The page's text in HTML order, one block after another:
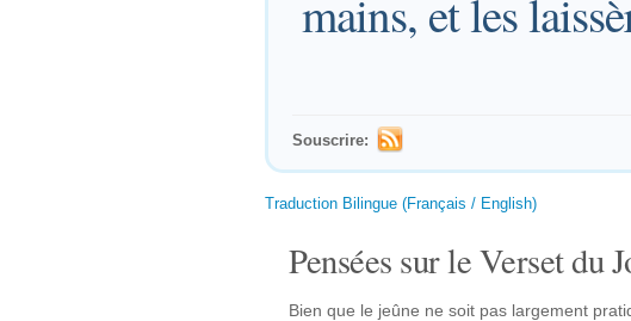
mains, et les
Souscrire:
Traduction Bilingue (Français / English)
Pensées sur le Verset du
Bien que le jeûne ne soit pas largement